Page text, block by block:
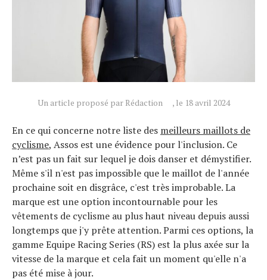
Un article proposé par Rédaction , le 18 avril 2024
En ce qui concerne notre liste des meilleurs maillots de
cyclisme, Assos est une évidence pour l'inclusion. Ce
n’est pas un fait sur lequel je dois danser et démystifier.
Même s'il n'est pas impossible que le maillot de l'année
prochaine soit en disgrâce, c'est très improbable. La
marque est une option incontournable pour les
vêtements de cyclisme au plus haut niveau depuis aussi
longtemps que j'y prête attention. Parmi ces options, la
gamme Equipe Racing Series (RS) est la plus axée sur la
vitesse de la marque et cela fait un moment qu'elle n'a
pas été mise à jour.